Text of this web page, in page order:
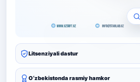
Litsenziyali dastur
Oʻzbekistonda rasmiy hamkor